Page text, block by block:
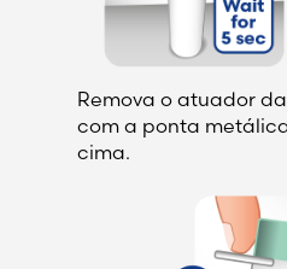
Remova o atuador
com a ponta
cima.